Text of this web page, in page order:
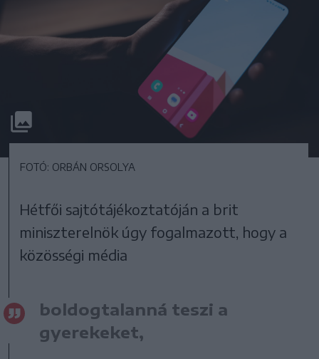
FOTÓ: ORBÁN ORSOLYA
Hétfői sajtótájékoztatóján a brit
miniszterelnök úgy fogalmazott, hogy a
közösségi média
boldogtalanná teszi a
gyerekeket,